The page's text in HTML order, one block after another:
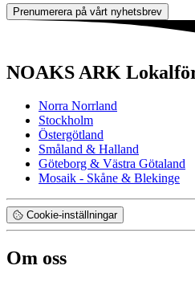
Prenumerera på vårt nyhetsbrev
NOAKS ARK
Norra Norrland
Stockholm
Östergötland
Småland & Halland
Göteborg & Västra Götaland
Mosaik - Skåne & Blekinge
Cookie-inställningar
Om oss